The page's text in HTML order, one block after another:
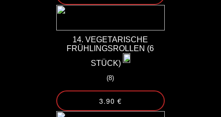
14. VEGETARISCHE
FRÜHLINGSROLLEN (6
STÜCK)
(8)
3.90 €